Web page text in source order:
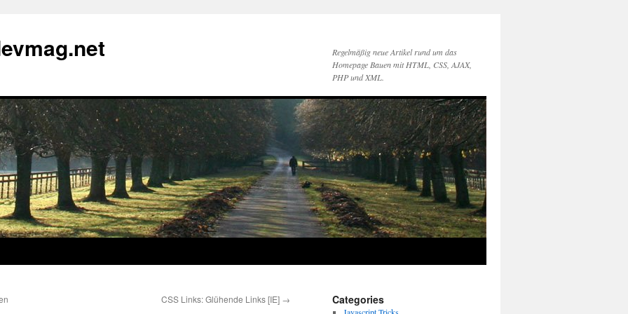
Regelmäßig neue Artikel rund um das
Homepage Bauen mit HTML, CSS, AJAX,
PHP und XML.
CSS Links: Glühende Links [IE] → Categories